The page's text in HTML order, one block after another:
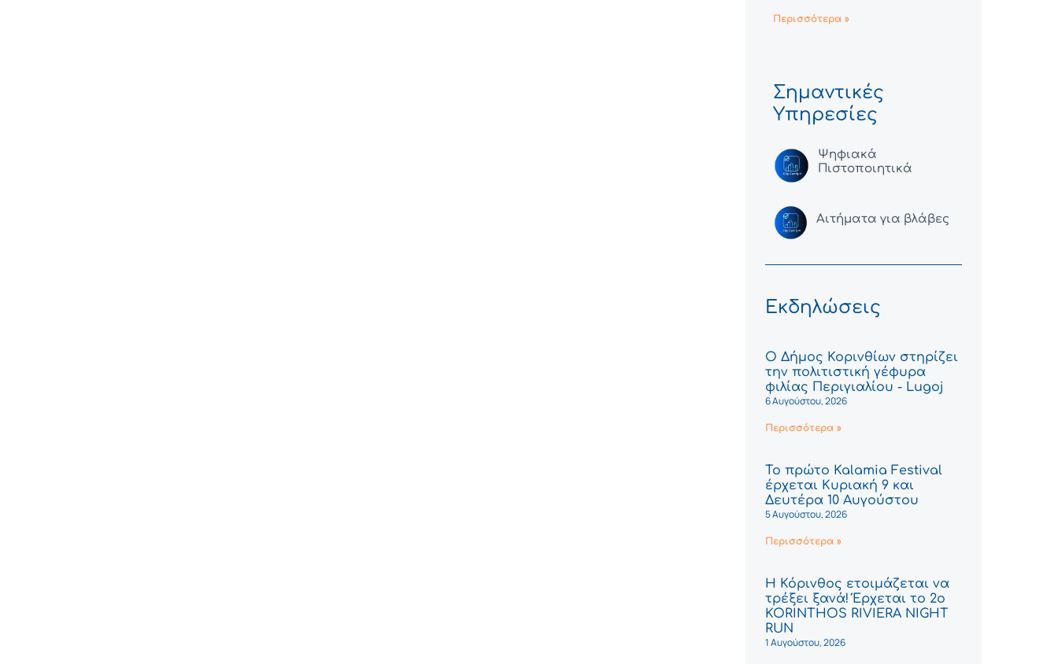
Περισσότερα »
Σημαντικές
Υπηρεσίες
Ψηφιακά
Πιστοποιητικά
Αιτήματα για βλάβες
Εκδηλώσεις
Ο Δήμος Κορινθίων στηρίζει
την πολιτιστική γέφυρα
φιλίας Περιγιαλίου - Lugoj
6 Αυγούστου, 2026
Περισσότερα »
Το πρώτο Kalamia Festival
έρχεται Κυριακή 9 και
Δευτέρα 10 Αυγούστου
5 Αυγούστου, 2026
Περισσότερα »
Η Κόρινθος ετοιμάζεται να
τρέξει ξανά! Έρχεται το 2ο
KORINTHOS RIVIERA NIGHT
RUN
1 Αυγούστου, 2026